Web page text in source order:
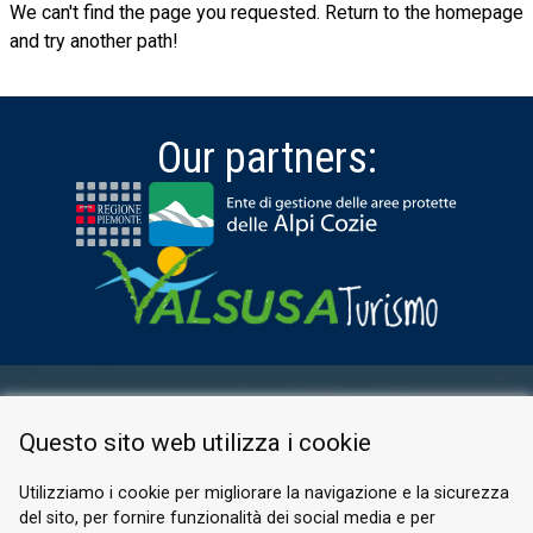
We can't find the page you requested. Return to the homepage
and try another path!
Our partners:
PRIVACY POLICY
Questo sito web utilizza i cookie
Utilizziamo i cookie per migliorare la navigazione e la sicurezza
del sito, per fornire funzionalità dei social media e per